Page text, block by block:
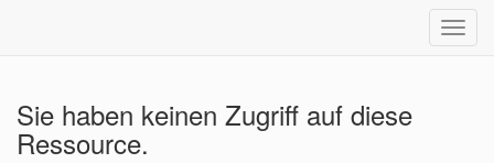
Sie haben keinen Zugriff auf diese
Ressource.